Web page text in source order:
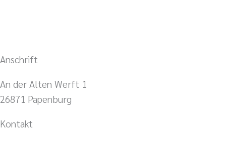
Anschrift
An der Alten Werft 1
26871 Papenburg
Kontakt